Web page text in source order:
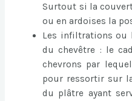
Surtout si la
ou en ardoises la
Les infiltrations ou
du chevêtre : le
chevrons par
pour ressortir sur
du plâtre ayant